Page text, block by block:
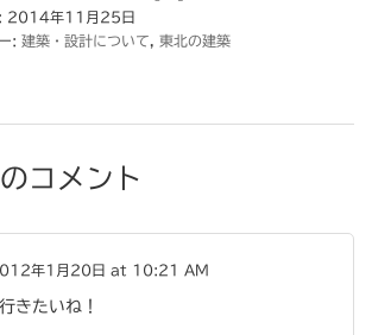
: 2014年11月25日
: 建築・設計について 東北の建築
コメント
年1月20日 at 10:21 AM
きたいね！